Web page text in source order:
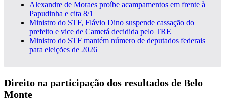
Alexandre de Moraes proíbe acampamentos em frente à
Papudinha e cita 8/1
Ministro do STF, Flávio Dino suspende cassação do
prefeito e vice de Cametá decidida pelo TRE
Ministro do STF mantém número de deputados federais
para eleições de 2026
Direito na participação dos resultados de Belo
Monte